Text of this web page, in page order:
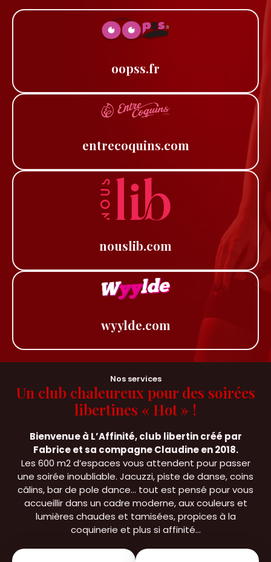
oopss.fr
entrecoquins.com
nouslib.com
wyylde.com
Nos services
Un club chaleureux pour des soirées
libertines « Hot » !
Bienvenue à L’Affinité, club libertin créé par
Fabrice et sa compagne Claudine en 2018.
Les 600 m2 d’espaces vous attendent pour passer
une soirée inoubliable. Jacuzzi, piste de danse, coins
câlins, bar de pole dance… tout est pensé pour vous
accueillir dans un cadre moderne, aux couleurs et
lumières chaudes et tamisées, propices à la
coquinerie et plus si affinité…